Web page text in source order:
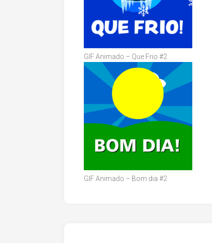
GIF Animado – Que Frio #2
GIF Animado – Bom dia #2